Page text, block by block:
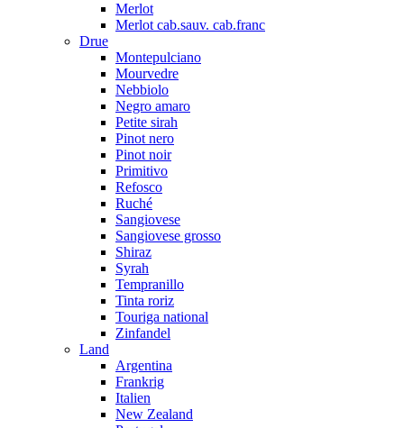
Merlot
Merlot cab.sauv. cab.franc
Drue
Montepulciano
Mourvedre
Nebbiolo
Negro amaro
Petite sirah
Pinot nero
Pinot noir
Primitivo
Refosco
Ruché
Sangiovese
Sangiovese grosso
Shiraz
Syrah
Tempranillo
Tinta roriz
Touriga national
Zinfandel
Land
Argentina
Frankrig
Italien
New Zealand